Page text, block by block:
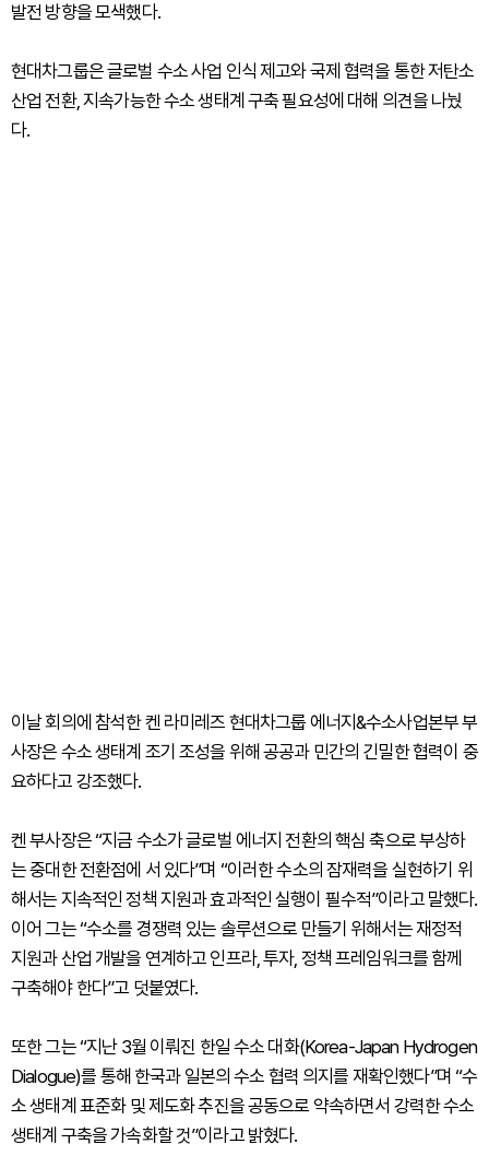
발전 방향을 모색했다.
현대차그룹은 글로벌 수소 사업 인식 제고와 국제 협력을 통한 저탄소
산업 전환, 지속가능한 수소 생태계 구축 필요성에 대해 의견을 나눴
다.
이날 회의에 참석한 켄 라미레즈 현대차그룹 에너지&수소사업본부 부
사장은 수소 생태계 조기 조성을 위해 공공과 민간의 긴밀한 협력이 중
요하다고 강조했다.
켄 부사장은 “지금 수소가 글로벌 에너지 전환의 핵심 축으로 부상하
는 중대한 전환점에 서 있다”며 “이러한 수소의 잠재력을 실현하기 위
해서는 지속적인 정책 지원과 효과적인 실행이 필수적”이라고 말했다.
이어 그는 “수소를 경쟁력 있는 솔루션으로 만들기 위해서는 재정적
지원과 산업 개발을 연계하고 인프라, 투자, 정책 프레임워크를 함께
구축해야 한다”고 덧붙였다.
또한 그는 “지난 3월 이뤄진 한일 수소 대화(Korea-Japan Hydrogen
Dialogue)를 통해 한국과 일본의 수소 협력 의지를 재확인했다”며 “수
소 생태계 표준화 및 제도화 추진을 공동으로 약속하면서 강력한 수소
생태계 구축을 가속화할 것”이라고 밝혔다.